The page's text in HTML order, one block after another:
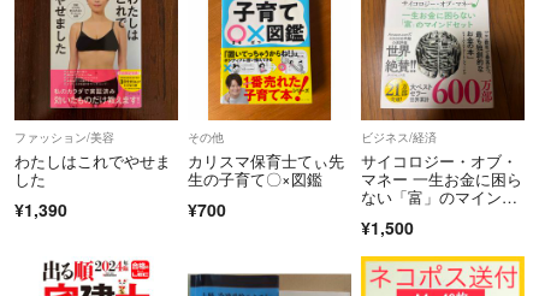
ファッション/美容
わたしはこれでやせま
した
¥1,390
その他
カリスマ保育士てぃ先
生の子育て〇×図鑑
¥700
ビジネス/経済
サイコロジー・オブ・
マネー 一生お金に困ら
ない「富」のマインド
セル
¥1,500